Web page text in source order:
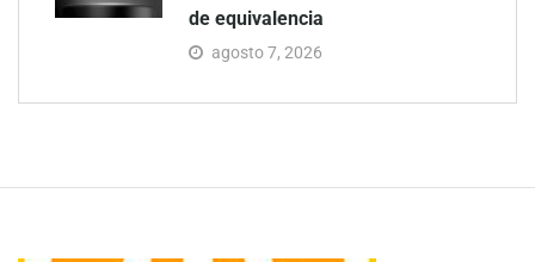
de equivalencia
agosto 7, 2026